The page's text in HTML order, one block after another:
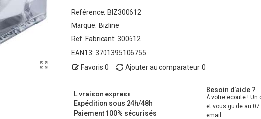
Référence: BIZ300612
Marque: Bizline
Ref. Fabricant: 300612
EAN13: 3701395106755
Favoris 0 Ajouter au comparateur 0
Livraison express
Expédition sous 24h/48h
Paiement 100% sécurisés
Besoin d’aide ?
À votre écoute ! Un
et vous guide au
email